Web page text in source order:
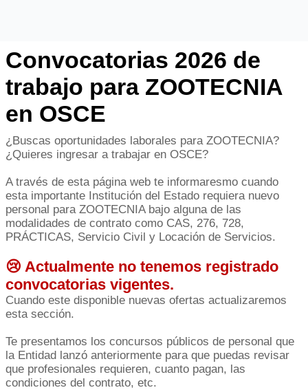
Convocatorias 2026 de
trabajo para ZOOTECNIA
en OSCE
¿Buscas oportunidades laborales para ZOOTECNIA?
¿Quieres ingresar a trabajar en OSCE?
A través de esta página web te informaresmo cuando
esta importante Institución del Estado requiera nuevo
personal para ZOOTECNIA bajo alguna de las
modalidades de contrato como CAS, 276, 728,
PRÁCTICAS, Servicio Civil y Locación de Servicios.
😢 Actualmente no tenemos registrado
convocatorias vigentes.
Cuando este disponible nuevas ofertas actualizaremos
esta sección.
Te presentamos los concursos públicos de personal que
la Entidad lanzó anteriormente para que puedas revisar
que profesionales requieren, cuanto pagan, las
condiciones del contrato, etc.